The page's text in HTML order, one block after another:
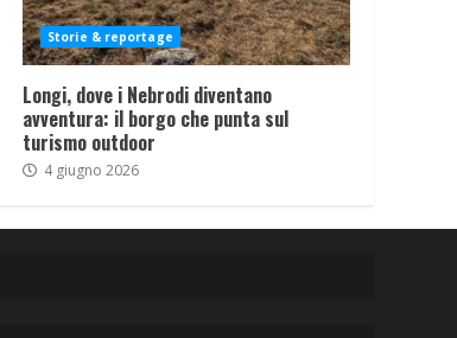
Storie & reportage
Longi, dove i Nebrodi diventano
avventura: il borgo che punta sul
turismo outdoor
4 giugno 2026